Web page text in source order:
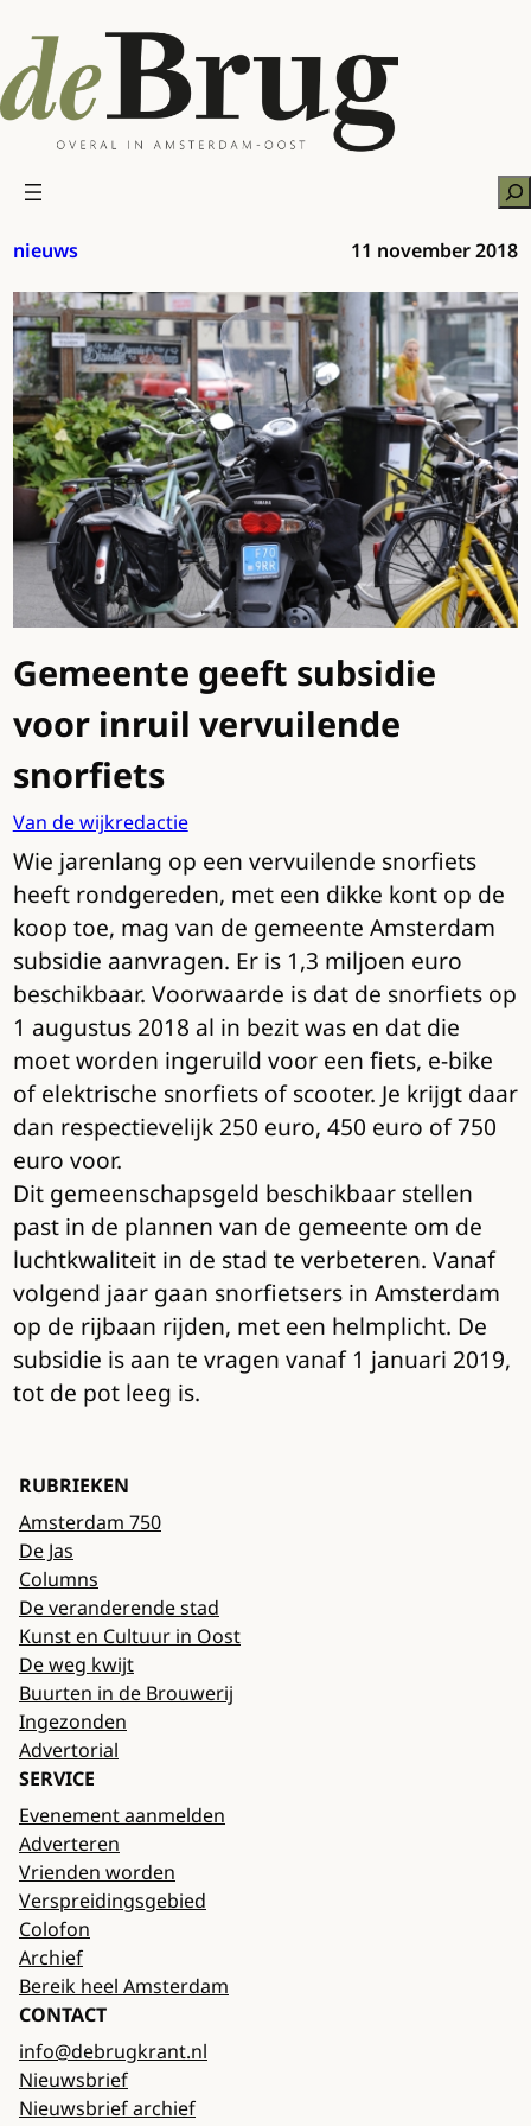
naar
de
inhoud
nieuws 11 november 2018
Gemeente geeft subsidie
voor inruil vervuilende
snorfiets
Van de wijkredactie
Wie jarenlang op een vervuilende snorfiets
heeft rondgereden, met een dikke kont op de
koop toe, mag van de gemeente Amsterdam
subsidie aanvragen. Er is 1,3 miljoen euro
beschikbaar. Voorwaarde is dat de snorfiets op
1 augustus 2018 al in bezit was en dat die
moet worden ingeruild voor een fiets, e-bike
of elektrische snorfiets of scooter. Je krijgt daar
dan respectievelijk 250 euro, 450 euro of 750
euro voor.
Dit gemeenschapsgeld beschikbaar stellen
past in de plannen van de gemeente om de
luchtkwaliteit in de stad te verbeteren. Vanaf
volgend jaar gaan snorfietsers in Amsterdam
op de rijbaan rijden, met een helmplicht. De
subsidie is aan te vragen vanaf 1 januari 2019,
tot de pot leeg is.
RUBRIEKEN
Amsterdam 750
De Jas
Columns
De veranderende stad
Kunst en Cultuur in Oost
De weg kwijt
Buurten in de Brouwerij
Ingezonden
Advertorial
SERVICE
Evenement aanmelden
Adverteren
Vrienden worden
Verspreidingsgebied
Colofon
Archief
Bereik heel Amsterdam
CONTACT
info@debrugkrant.nl
Nieuwsbrief
Nieuwsbrief archief